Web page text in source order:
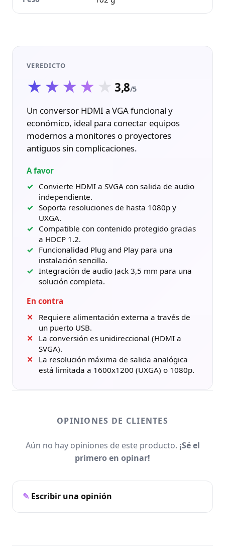
VEREDICTO
★★★★★
★★★★★3,8/5
Un conversor HDMI a VGA funcional y
económico, ideal para conectar equipos
modernos a monitores o proyectores
antiguos sin complicaciones.
A favor
Convierte HDMI a SVGA con salida de audio
independiente.
Soporta resoluciones de hasta 1080p y
UXGA.
Compatible con contenido protegido gracias
a HDCP 1.2.
Funcionalidad Plug and Play para una
instalación sencilla.
Integración de audio Jack 3,5 mm para una
solución completa.
En contra
Requiere alimentación externa a través de
un puerto USB.
La conversión es unidireccional (HDMI a
SVGA).
La resolución máxima de salida analógica
está limitada a 1600x1200 (UXGA) o 1080p.
OPINIONES DE CLIENTES
Aún no hay opiniones de este producto. ¡Sé el
primero en opinar!
Escribir una opinión